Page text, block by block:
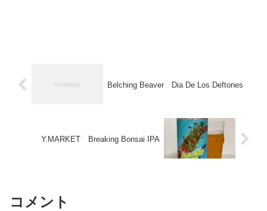
Belching Beaver Dia De Los Deftones
Y.MARKET Breaking Bonsai IPA
コメント